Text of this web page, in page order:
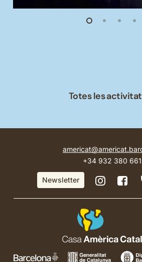
Totes les
+34 932 380 661
Newsletter
Instagram
de
Amèrica
Catalunya
de